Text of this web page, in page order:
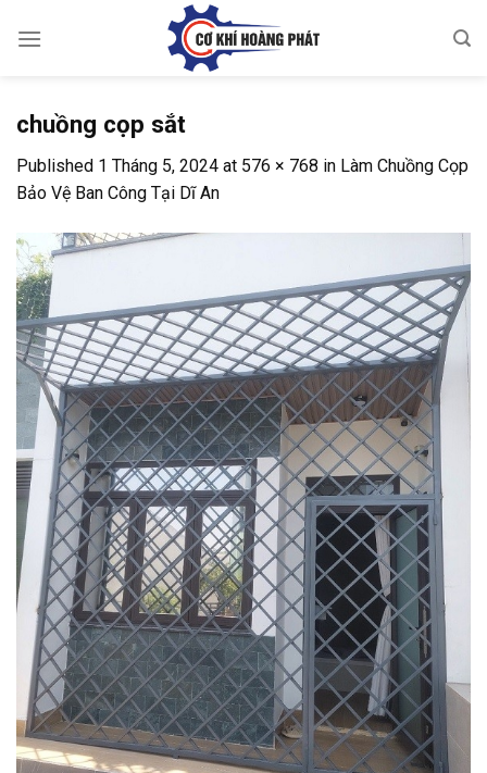
chuồng cọp sắt
Published 1 Tháng 5, 2024 at 576 × 768 in Làm Chuồng Cọp
Bảo Vệ Ban Công Tại Dĩ An